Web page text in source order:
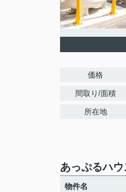
価格
間取り/面積
所在地
あっぷるハ
物件名